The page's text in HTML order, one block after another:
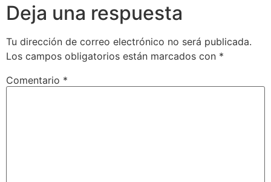
Deja una respuesta
Tu dirección de correo electrónico no será publicada.
Los campos obligatorios están marcados con *
Comentario *